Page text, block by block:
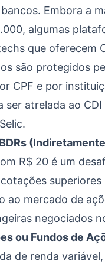
Embora a
algumas
que oferecem
são protegidos
CPF e por
ser atrelada ao
R$ 20 é um
ao mercado de
negociados
ou Fundos de
de renda